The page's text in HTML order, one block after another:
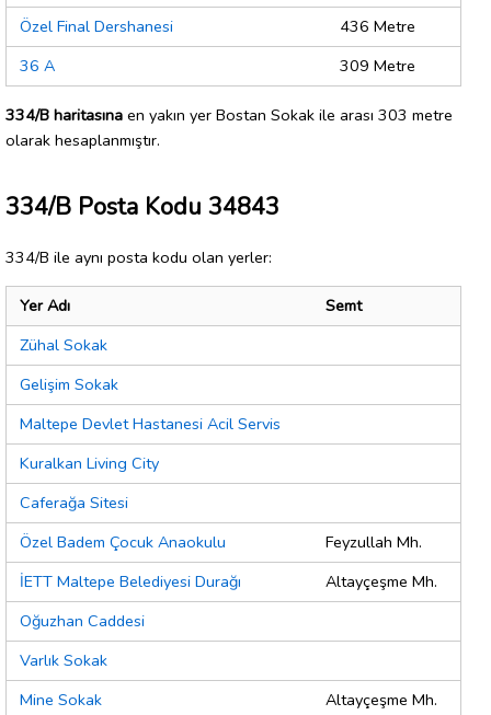
Özel Final Dershanesi
436 Metre
36 A
309 Metre
334/B haritasına en yakın yer Bostan Sokak ile arası 303 metre
olarak hesaplanmıştır.
334/B Posta Kodu 34843
334/B ile aynı posta kodu olan yerler:
Yer Adı
Semt
Zühal Sokak
Gelişim Sokak
Maltepe Devlet Hastanesi Acil Servis
Kuralkan Living City
Caferağa Sitesi
Özel Badem Çocuk Anaokulu
Feyzullah Mh.
İETT Maltepe Belediyesi Durağı
Altayçeşme Mh.
Oğuzhan Caddesi
Varlık Sokak
Mine Sokak
Altayçeşme Mh.